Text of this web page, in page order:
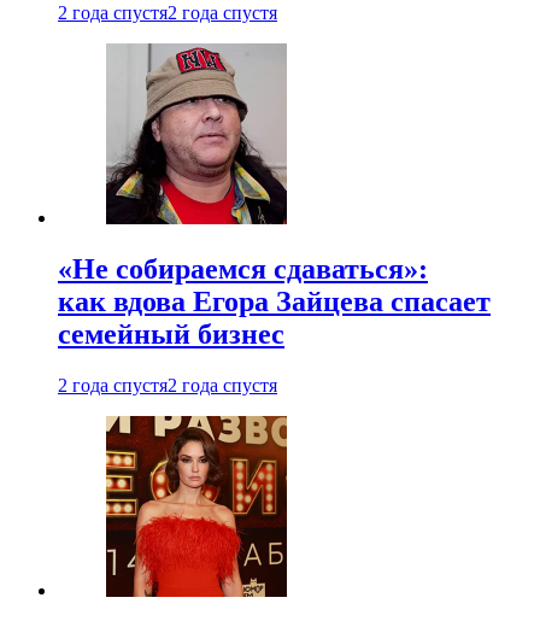
2 года спустя2 года спустя
«Не собираемся сдаваться»:
как вдова Егора Зайцева спасает
семейный бизнес
2 года спустя2 года спустя